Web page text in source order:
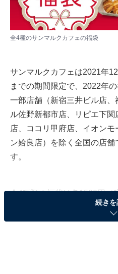
全4種のサンマルクカフェの福袋
サンマルクカフェは2021年
までの期間限定で、2022年
一部店舗（新宿三井ビル店
ル佐野新都市店、リピエ下
店、ココリ甲府店、イオン
ン姶良店）を除く全国の店
す。
全4種類の福袋は各1500円（
ンマルクカフェで利用でき
ンクorデザート半額3品分+
続きを